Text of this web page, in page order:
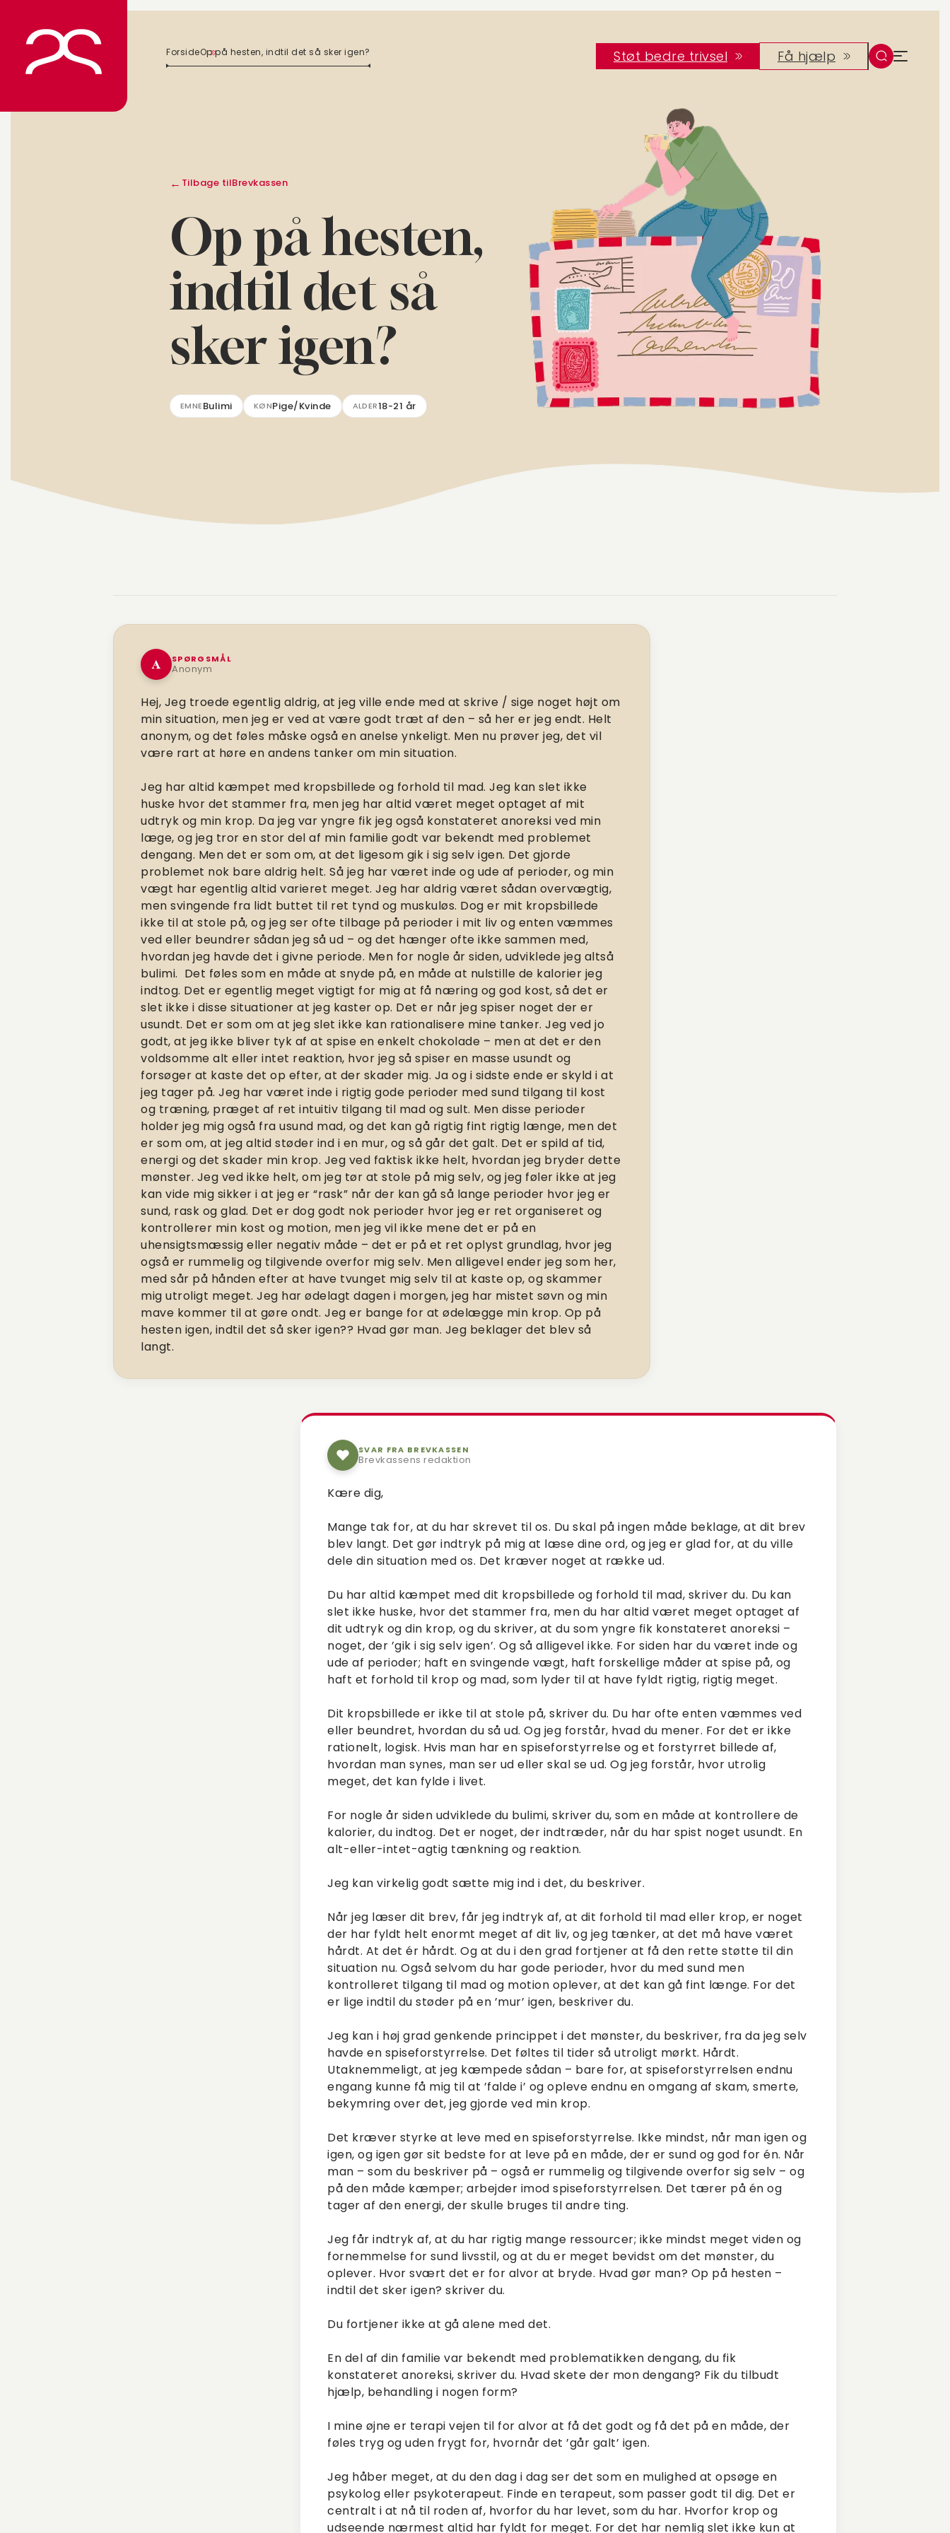
indhold
ForsideOp på hesten, indtil det så sker igen? Støt bedre trivsel Få hjælp
Tilbage tilBrevkassen
Op på hesten,
indtil det så
sker igen?
EMNEBulimi KØNPige/Kvinde ALDER18-21 år
A SPØRGSMÅL
Anonym
Hej, Jeg troede egentlig aldrig, at jeg ville ende med at skrive / sige noget højt om
min situation, men jeg er ved at være godt træt af den – så her er jeg endt. Helt
anonym, og det føles måske også en anelse ynkeligt. Men nu prøver jeg, det vil
være rart at høre en andens tanker om min situation.
Jeg har altid kæmpet med kropsbillede og forhold til mad. Jeg kan slet ikke
huske hvor det stammer fra, men jeg har altid været meget optaget af mit
udtryk og min krop. Da jeg var yngre fik jeg også konstateret anoreksi ved min
læge, og jeg tror en stor del af min familie godt var bekendt med problemet
dengang. Men det er som om, at det ligesom gik i sig selv igen. Det gjorde
problemet nok bare aldrig helt. Så jeg har været inde og ude af perioder, og min
vægt har egentlig altid varieret meget. Jeg har aldrig været sådan overvægtig,
men svingende fra lidt buttet til ret tynd og muskuløs. Dog er mit kropsbillede
ikke til at stole på, og jeg ser ofte tilbage på perioder i mit liv og enten væmmes
ved eller beundrer sådan jeg så ud – og det hænger ofte ikke sammen med,
hvordan jeg havde det i givne periode. Men for nogle år siden, udviklede jeg altså
bulimi. Det føles som en måde at snyde på, en måde at nulstille de kalorier jeg
indtog. Det er egentlig meget vigtigt for mig at få næring og god kost, så det er
slet ikke i disse situationer at jeg kaster op. Det er når jeg spiser noget der er
usundt. Det er som om at jeg slet ikke kan rationalisere mine tanker. Jeg ved jo
godt, at jeg ikke bliver tyk af at spise en enkelt chokolade – men at det er den
voldsomme alt eller intet reaktion, hvor jeg så spiser en masse usundt og
forsøger at kaste det op efter, at der skader mig. Ja og i sidste ende er skyld i at
jeg tager på. Jeg har været inde i rigtig gode perioder med sund tilgang til kost
og træning, præget af ret intuitiv tilgang til mad og sult. Men disse perioder
holder jeg mig også fra usund mad, og det kan gå rigtig fint rigtig længe, men det
er som om, at jeg altid støder ind i en mur, og så går det galt. Det er spild af tid,
energi og det skader min krop. Jeg ved faktisk ikke helt, hvordan jeg bryder dette
mønster. Jeg ved ikke helt, om jeg tør at stole på mig selv, og jeg føler ikke at jeg
kan vide mig sikker i at jeg er “rask” når der kan gå så lange perioder hvor jeg er
sund, rask og glad. Det er dog godt nok perioder hvor jeg er ret organiseret og
kontrollerer min kost og motion, men jeg vil ikke mene det er på en
uhensigtsmæssig eller negativ måde – det er på et ret oplyst grundlag, hvor jeg
også er rummelig og tilgivende overfor mig selv. Men alligevel ender jeg som her,
med sår på hånden efter at have tvunget mig selv til at kaste op, og skammer
mig utroligt meget. Jeg har ødelagt dagen i morgen, jeg har mistet søvn og min
mave kommer til at gøre ondt. Jeg er bange for at ødelægge min krop. Op på
hesten igen, indtil det så sker igen?? Hvad gør man. Jeg beklager det blev så
langt.
SVAR FRA BREVKASSEN
Brevkassens redaktion
Kære dig,
Mange tak for, at du har skrevet til os. Du skal på ingen måde beklage, at dit brev
blev langt. Det gør indtryk på mig at læse dine ord, og jeg er glad for, at du ville
dele din situation med os. Det kræver noget at række ud.
Du har altid kæmpet med dit kropsbillede og forhold til mad, skriver du. Du kan
slet ikke huske, hvor det stammer fra, men du har altid været meget optaget af
dit udtryk og din krop, og du skriver, at du som yngre fik konstateret anoreksi –
noget, der ’gik i sig selv igen’. Og så alligevel ikke. For siden har du været inde og
ude af perioder; haft en svingende vægt, haft forskellige måder at spise på, og
haft et forhold til krop og mad, som lyder til at have fyldt rigtig, rigtig meget.
Dit kropsbillede er ikke til at stole på, skriver du. Du har ofte enten væmmes ved
eller beundret, hvordan du så ud. Og jeg forstår, hvad du mener. For det er ikke
rationelt, logisk. Hvis man har en spiseforstyrrelse og et forstyrret billede af,
hvordan man synes, man ser ud eller skal se ud. Og jeg forstår, hvor utrolig
meget, det kan fylde i livet.
For nogle år siden udviklede du bulimi, skriver du, som en måde at kontrollere de
kalorier, du indtog. Det er noget, der indtræder, når du har spist noget usundt. En
alt-eller-intet-agtig tænkning og reaktion.
Jeg kan virkelig godt sætte mig ind i det, du beskriver.
Når jeg læser dit brev, får jeg indtryk af, at dit forhold til mad eller krop, er noget
der har fyldt helt enormt meget af dit liv, og jeg tænker, at det må have været
hårdt. At det ér hårdt. Og at du i den grad fortjener at få den rette støtte til din
situation nu. Også selvom du har gode perioder, hvor du med sund men
kontrolleret tilgang til mad og motion oplever, at det kan gå fint længe. For det
er lige indtil du støder på en ’mur’ igen, beskriver du.
Jeg kan i høj grad genkende princippet i det mønster, du beskriver, fra da jeg selv
havde en spiseforstyrrelse. Det føltes til tider så utroligt mørkt. Hårdt.
Utaknemmeligt, at jeg kæmpede sådan – bare for, at spiseforstyrrelsen endnu
engang kunne få mig til at ’falde i’ og opleve endnu en omgang af skam, smerte,
bekymring over det, jeg gjorde ved min krop.
Det kræver styrke at leve med en spiseforstyrrelse. Ikke mindst, når man igen og
igen, og igen gør sit bedste for at leve på en måde, der er sund og god for én. Når
man – som du beskriver på – også er rummelig og tilgivende overfor sig selv – og
på den måde kæmper; arbejder imod spiseforstyrrelsen. Det tærer på én og
tager af den energi, der skulle bruges til andre ting.
Jeg får indtryk af, at du har rigtig mange ressourcer; ikke mindst meget viden og
fornemmelse for sund livsstil, og at du er meget bevidst om det mønster, du
oplever. Hvor svært det er for alvor at bryde. Hvad gør man? Op på hesten –
indtil det sker igen? skriver du.
Du fortjener ikke at gå alene med det.
En del af din familie var bekendt med problematikken dengang, du fik
konstateret anoreksi, skriver du. Hvad skete der mon dengang? Fik du tilbudt
hjælp, behandling i nogen form?
I mine øjne er terapi vejen til for alvor at få det godt og få det på en måde, der
føles tryg og uden frygt for, hvornår det ’går galt’ igen.
Jeg håber meget, at du den dag i dag ser det som en mulighed at opsøge en
psykolog eller psykoterapeut. Finde en terapeut, som passer godt til dig. Det er
centralt i at nå til roden af, hvorfor du har levet, som du har. Hvorfor krop og
udseende nærmest altid har fyldt for meget. For det har nemlig slet ikke kun at